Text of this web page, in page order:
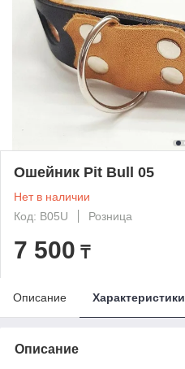
Ошейник Pit Bull 05
Нет в наличии
Код: B05U
Розница
7 500 ₸
Описание Характеристики
Описание